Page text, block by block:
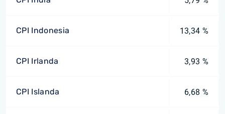
CPI Indonesia 13,34 %
CPI Irlanda 3,93 %
CPI Islanda 6,68 %